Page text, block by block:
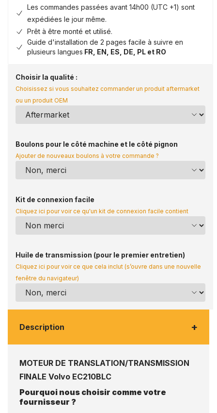
Les commandes passées avant 14h00 (UTC +1) sont
expédiées le jour même.
Prêt à être monté et utilisé.
Guide d'installation de 2 pages facile à suivre en
plusieurs langues FR, EN, ES, DE, PL et RO
Choisir la qualité :
Choisissez si vous souhaitez commander un produit aftermarket
ou un produit OEM
Boulons pour le côté machine et le côté pignon
Ajouter de nouveaux boulons à votre commande ?
Kit de connexion facile
Cliquez ici pour voir ce qu'un kit de connexion facile contient
Huile de transmission (pour le premier entretien)
Cliquez ici pour voir ce que cela inclut (s’ouvre dans une nouvelle
fenêtre du navigateur)
Description +
MOTEUR DE TRANSLATION/TRANSMISSION
FINALE Volvo EC210BLC
Pourquoi nous choisir comme votre
fournisseur ?